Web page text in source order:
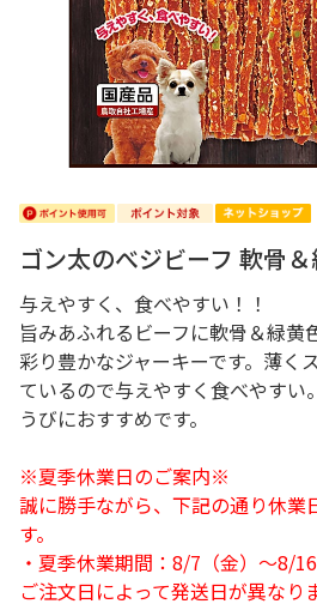
ゴン太のべジビーフ 軟骨
与えやすく、食べやすい！！
旨みあふれるビーフに軟骨＆緑黄
彩り豊かなジャーキーです。薄く
ているので与えやすく食べやすい
うびにおすすめです。
※夏季休業日のご案内※
誠に勝手ながら、下記の通り休業
す。
・夏季休業期間：8/7（金）～8/16
ご注文日によって発送日が異なり